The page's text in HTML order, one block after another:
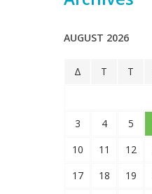
AUGUST 2026
Δ Τ Τ
3
4 5
10
11 12
17
18 19